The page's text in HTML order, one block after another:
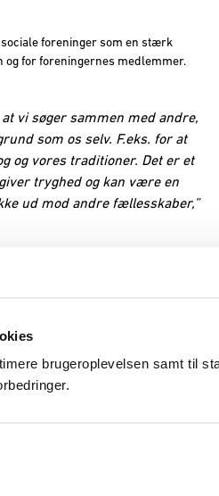
brugeroplevelsen samt til
foreninger som en stærk
og for foreningernes medlemmer.
at vi søger sammen med andre,
som os selv. F.eks. for at
og vores traditioner. Det er et
tryghed og kan være en
ud mod andre fællesskaber,”
til, f.eks. i form af en festival, der
deres egen og et mere positivt